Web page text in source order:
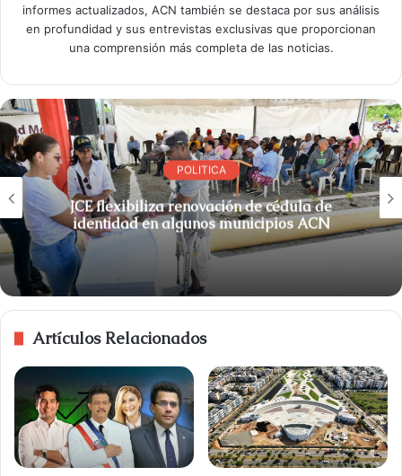
informes actualizados, ACN también se destaca por sus análisis
en profundidad y sus entrevistas exclusivas que proporcionan
una comprensión más completa de las noticias.
POLITICA
JCE flexibiliza renovación de cédula de
identidad en algunos municipios ACN
Artículos Relacionados